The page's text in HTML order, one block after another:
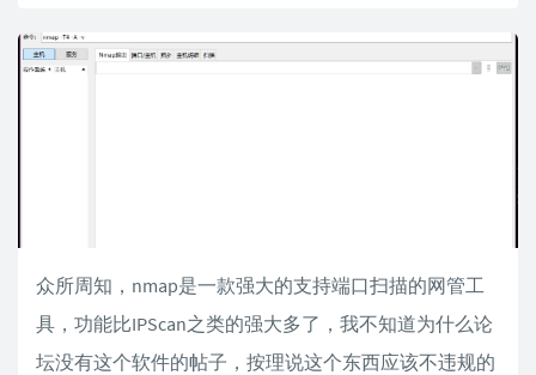
众所周知，nmap是一款强大的支持端口扫描的网管工
具，功能比IPScan之类的强大多了，我不知道为什么论
坛没有这个软件的帖子，按理说这个东西应该不违规的